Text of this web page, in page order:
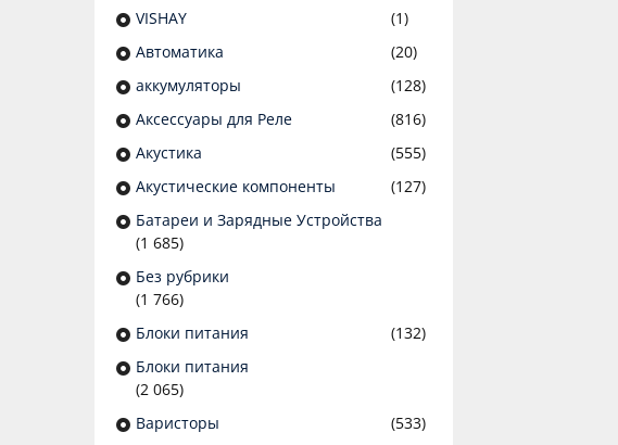
VISHAY
(1)
Автоматика
(20)
аккумуляторы
(128)
Аксессуары для Реле
(816)
Акустика
(555)
Акустические компоненты
(127)
Батареи и Зарядные Устройства
(1 685)
Без рубрики
(1 766)
Блоки питания
(132)
Блоки питания
(2 065)
Варисторы
(533)